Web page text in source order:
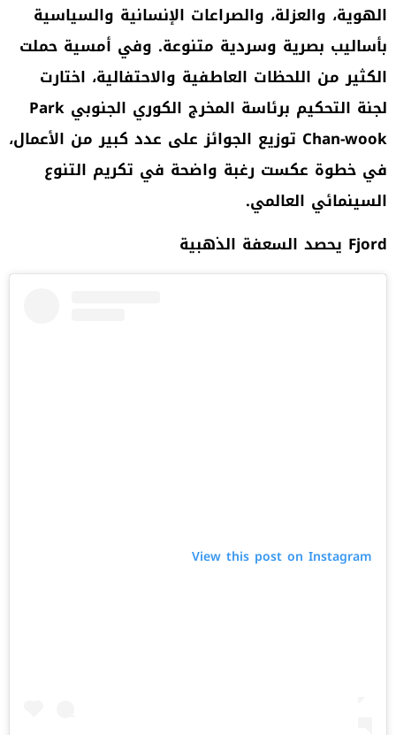
الهوية، والعزلة، والصراعات الإنسانية والسياسية
بأساليب بصرية وسردية متنوعة. وفي أمسية حملت
الكثير من اللحظات العاطفية والاحتفالية، اختارت
لجنة التحكيم برئاسة المخرج الكوري الجنوبي Park
Chan-wook توزيع الجوائز على عدد كبير من الأعمال،
في خطوة عكست رغبة واضحة في تكريم التنوع
السينمائي العالمي.
Fjord يحصد السعفة الذهبية
View this post on Instagram